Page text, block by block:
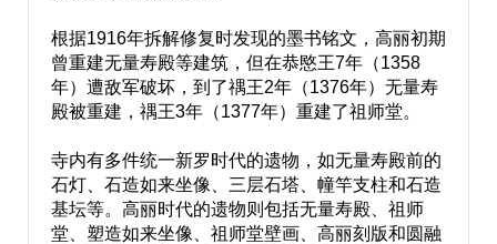
根据1916年拆解修复时发现的墨书铭文，高丽初期
曾重建无量寿殿等建筑，但在恭愍王7年（1358
年）遭敌军破坏，到了禑王2年（1376年）无量寿
殿被重建，禑王3年（1377年）重建了祖师堂。
寺内有多件统一新罗时代的遗物，如无量寿殿前的
石灯、石造如来坐像、三层石塔、幢竿支柱和石造
基坛等。高丽时代的遗物则包括无量寿殿、祖师
堂、塑造如来坐像、祖师堂壁画、高丽刻版和圆融